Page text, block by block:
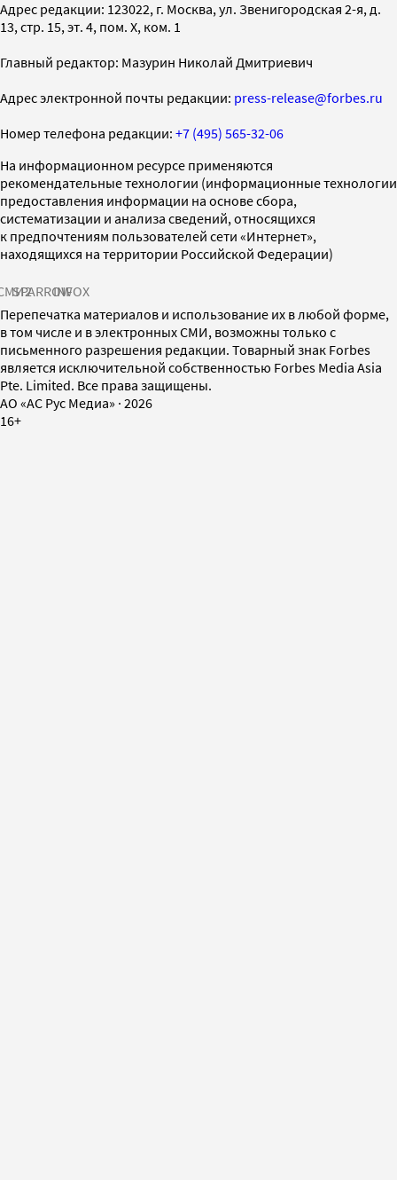
Адрес редакции: 123022, г. Москва, ул. Звенигородская 2-я, д.
13, стр. 15, эт. 4, пом. X, ком. 1
Главный редактор: Мазурин Николай Дмитриевич
Адрес электронной почты редакции: press-release@forbes.ru
Номер телефона редакции: +7 (495) 565-32-06
На информационном ресурсе применяются
рекомендательные технологии (информационные технологии
предоставления информации на основе сбора,
систематизации и анализа сведений, относящихся
к предпочтениям пользователей сети «Интернет»,
находящихся на территории Российской Федерации)
SPARROWINFOX
Перепечатка материалов и использование их в любой форме,
в том числе и в электронных СМИ, возможны только с
письменного разрешения редакции. Товарный знак Forbes
является исключительной собственностью Forbes Media Asia
Pte. Limited. Все права защищены.
AO «АС Рус Медиа» · 2026
16+